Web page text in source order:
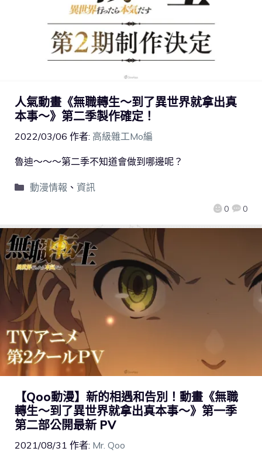
人氣動畫《無職轉生～到了異世界就拿出真
本事～》第二季製作確定！
2022/03/06 作者: 高級雜工Mo編
0 0
魯迪～～～第二季不知道會做到哪邊呢？
動漫情報 、 資訊
【Qoo動漫】新的相遇和告別！動畫《無職
轉生～到了異世界就拿出真本事～》第一季
第二部公開最新 PV
2021/08/31 作者: Mr. Qoo